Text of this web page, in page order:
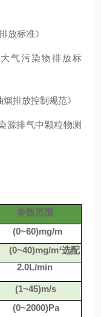
放标准》
气污染物排放标
烟排放控制规范》
源排气中颗粒物测
参数范围
(0~60)mg/m
(0~40)mg/m³选配
2.0L/min
(1~45)m/s
(0~2000)Pa